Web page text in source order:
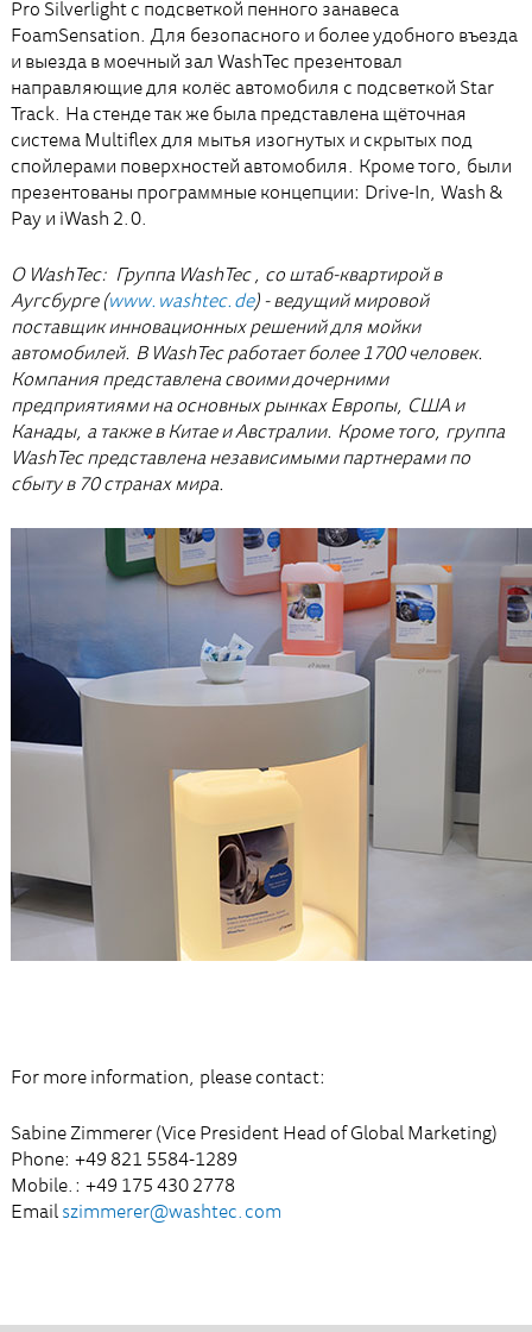
Pro Silverlight с подсветкой пенного занавеса
FoamSensation. Для безопасного и более удобного въезда
и выезда в моечный зал WashTec презентовал
направляющие для колёс автомобиля с подсветкой Star
Track. На стенде так же была представлена щёточная
система Multiflex для мытья изогнутых и скрытых под
спойлерами поверхностей автомобиля. Кроме того, были
презентованы программные концепции: Drive-In, Wash &
Pay и iWash 2.0.
О WashTec: Группа WashTec , со штаб-квартирой в
Аугсбурге (www.washtec.de) - ведущий мировой
поставщик инновационных решений для мойки
автомобилей. В WashTec работает более 1700 человек.
Компания представлена своими дочерними
предприятиями на основных рынках Европы, США и
Канады, а также в Китае и Австралии. Кроме того, группа
WashTec представлена независимыми партнерами по
сбыту в 70 странах мира.
For more information, please contact:
Sabine Zimmerer (Vice President Head of Global Marketing)
Phone: +49 821 5584-1289
Mobile.: +49 175 430 2778
Email szimmerer@washtec.com